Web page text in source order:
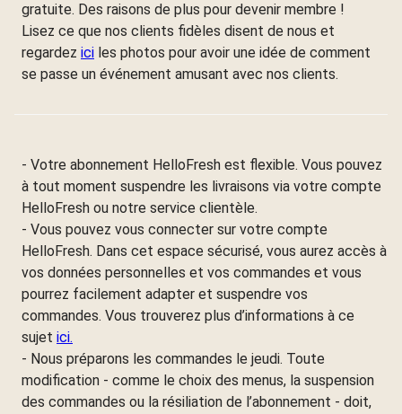
gratuite. Des raisons de plus pour devenir membre !
Lisez ce que nos clients fidèles disent de nous et
regardez ici les photos pour avoir une idée de comment
se passe un événement amusant avec nos clients.
- Votre abonnement HelloFresh est flexible. Vous pouvez
à tout moment suspendre les livraisons via votre compte
HelloFresh ou notre service clientèle.
- Vous pouvez vous connecter sur votre compte
HelloFresh. Dans cet espace sécurisé, vous aurez accès à
vos données personnelles et vos commandes et vous
pourrez facilement adapter et suspendre vos
commandes. Vous trouverez plus d’informations à ce
sujet ici.
- Nous préparons les commandes le jeudi. Toute
modification - comme le choix des menus, la suspension
des commandes ou la résiliation de l’abonnement - doit,